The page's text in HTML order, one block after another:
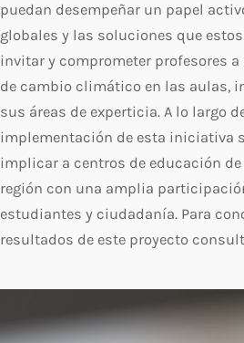
puedan desempeñar un papel
globales y las soluciones que
invitar y comprometer profesores
de cambio climático en las aulas,
sus áreas de experticia. A lo largo
implementación de esta iniciativa
implicar a centros de educación de
región con una amplia
estudiantes y ciudadanía. Para
resultados de este proyecto